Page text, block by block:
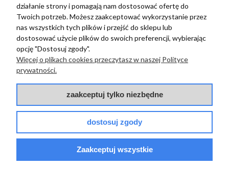
Paffoni
PAFFONI LIGHT
PODTYNKOWA
JEDNOUCHWYTOWA
Paffoni
PAFFONI LIGHT
LIGX131NO BATERIA
JEDNOUCHWYTOWA
CZARNA
839,00 zł szt.
działanie strony i pomagają nam dostosować ofertę do
Twoich potrzeb. Możesz zaakceptować wykorzystanie przez
nas wszystkich tych plików i przejść do sklepu lub
dostosować użycie plików do swoich preferencji, wybierając
opcję "Dostosuj zgody".
Więcej o plikach cookies przeczytasz w naszej Polityce
prywatności.
zaakceptuj tylko niezbędne
dostosuj zgody
Zaakceptuj wszystkie